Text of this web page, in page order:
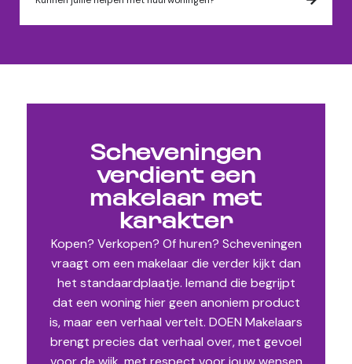
Scheveningen
verdient een
makelaar met
karakter
Kopen? Verkopen? Of huren? Scheveningen
vraagt om een makelaar die verder kijkt dan
het standaardplaatje. Iemand die begrijpt
dat een woning hier geen anoniem product
is, maar een verhaal vertelt. DOEN Makelaars
brengt precies dat verhaal over, met gevoel